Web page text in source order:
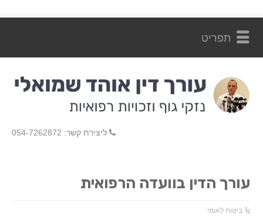
ליצירת קשר: 054-7262872
עורך הדין בוועדה הרפואית
ביטוח לאומי